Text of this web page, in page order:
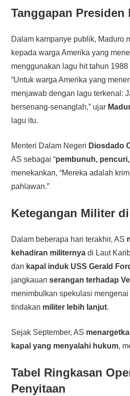
Tanggapan Presiden
Dalam kampanye publik, Maduro
kepada warga Amerika yang
menggunakan lagu hit tahun
“Untuk warga Amerika yang
menjawab dengan lagu terkenal:
bersenang-senanglah,” ujar
lagu itu.
Menteri Dalam Negeri Diosdado
AS sebagai “pembunuh,
menekankan, “Mereka adalah
pahlawan.”
Ketegangan Militer
Dalam beberapa hari terakhir, AS
kehadiran militernyadi Laut
dan kapal induk USS Gerald
jangkauan serangan terhadap
menimbulkan spekulasi
tindakan militer lebih lanjut.
Sejak September, AS
kapal yang menyalahi hukum,
Tabel Ringkasan
Penyitaan